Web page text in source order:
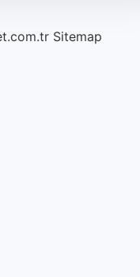
Sitemap